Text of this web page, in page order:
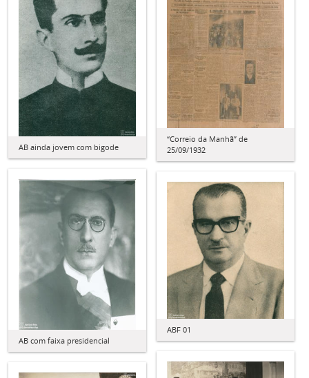
“Correio da Manhã” de
25/09/1932
AB ainda jovem com bigode
AB com faixa presidencial
ABF 01